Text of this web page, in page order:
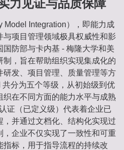
力见证与品质保障
Model Integration），即能力成
项目管理领域极具权威性和影
防部与卡内基 - 梅隆大学和美
制，旨在帮助组织实现集成化的
发、项目管理、质量管理等方
分为五个等级，从初始级到优
在不同方面的能力水平与成熟
证（已定义级）代表着企业已
并通过文档化、结构化实现过
企业不仅实现了一致性和可重
标，用于指导流程的持续改